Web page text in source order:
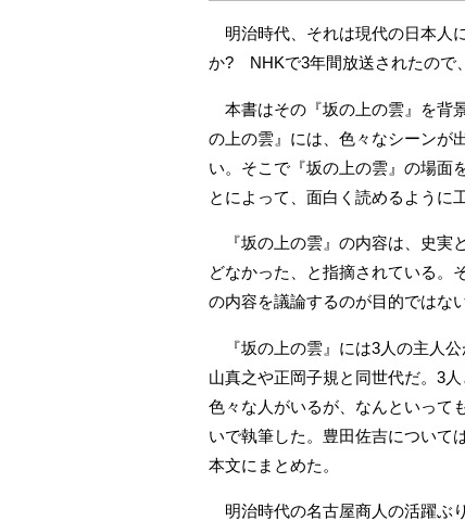
明治時代、それは現代の日本人
か? NHKで3年間放送されたので
本書はその『坂の上の雲』を背
の上の雲』には、色々なシーンが
い。そこで『坂の上の雲』の場面
とによって、面白く読めるように
『坂の上の雲』の内容は、史実
どなかった、と指摘されている。
の内容を議論するのが目的ではな
『坂の上の雲』には3人の主人
山真之や正岡子規と同世代だ。3
色々な人がいるが、なんといって
いで執筆した。豊田佐吉について
本文にまとめた。
明治時代の名古屋商人の活躍ぶ